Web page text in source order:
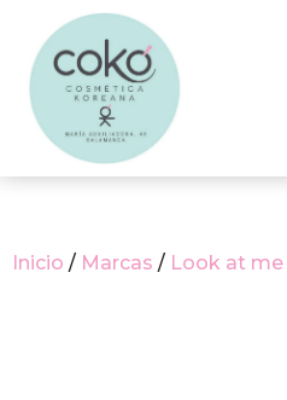
Inicio / Marcas / Look at me